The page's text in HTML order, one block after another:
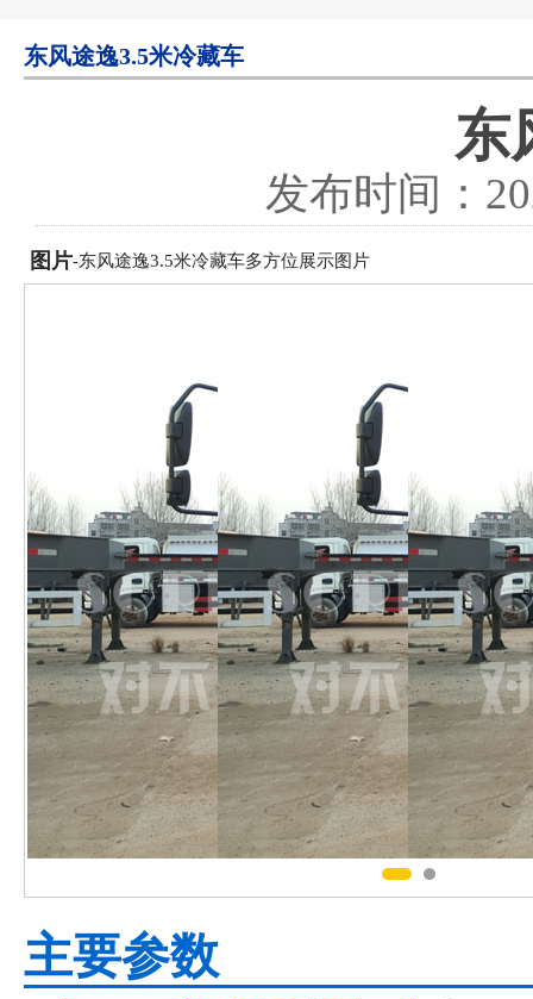
东风途逸3.5米冷藏车
东
发布时间：
图片-东风途逸3.5米冷藏车多方位展示图片
主要参数